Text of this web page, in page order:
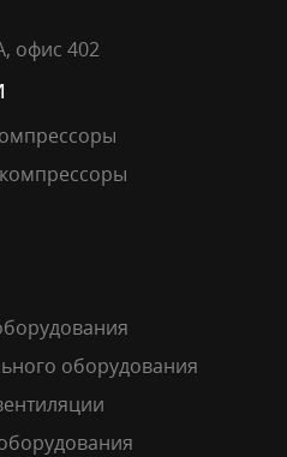
офис 402
оборудования